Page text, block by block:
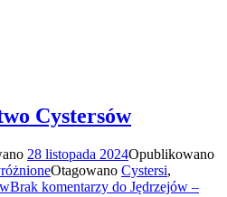
Cystersów
28 listopada 2024Opublikowano
Otagowano Cystersi,
Brak komentarzy do Jędrzejów –